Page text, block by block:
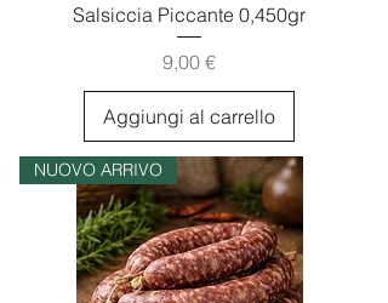
Salsiccia Piccante 0,450gr
Prezzo
9,00 €
Aggiungi al carrello
NUOVO ARRIVO